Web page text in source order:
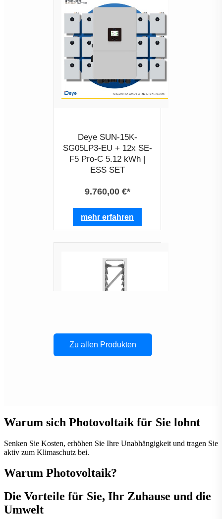
Deye SUN-15K-
SG05LP3-EU + 12x SE-
F5 Pro-C 5.12 kWh |
ESS SET
9.760,00 €*
mehr erfahren
Zu allen Produkten
Warum sich Photovoltaik für Sie lohnt
Senken Sie Kosten, erhöhen Sie Ihre Unabhängigkeit und tragen Sie
aktiv zum Klimaschutz bei.
Warum Photovoltaik?
Die Vorteile für Sie, Ihr Zuhause und die
Umwelt